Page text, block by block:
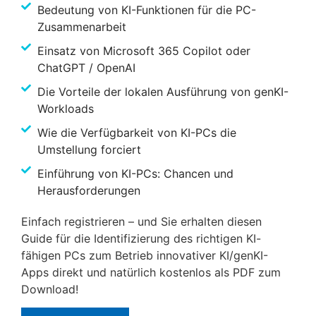
Bedeutung von KI-Funktionen für die PC-
Zusammenarbeit
Einsatz von Microsoft 365 Copilot oder
ChatGPT / OpenAI
Die Vorteile der lokalen Ausführung von genKI-
Workloads
Wie die Verfügbarkeit von KI-PCs die
Umstellung forciert
Einführung von KI-PCs: Chancen und
Herausforderungen
Einfach registrieren – und Sie erhalten diesen
Guide für die Identifizierung des richtigen KI-
fähigen PCs zum Betrieb innovativer KI/genKI-
Apps direkt und natürlich kostenlos als PDF zum
Download!